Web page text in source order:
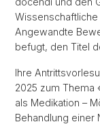
Angewandte
befugt, den Titel
Ihre
2025 zum Thema
als Medikation –
Behandlung einer